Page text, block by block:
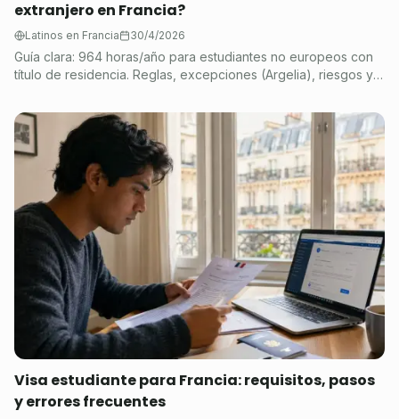
extranjero en Francia?
Latinos en Francia 30/4/2026
Guía clara: 964 horas/año para estudiantes no europeos con
título de residencia. Reglas, excepciones (Argelia), riesgos y
Visa estudiante para Francia: requisitos, pasos
y errores frecuentes